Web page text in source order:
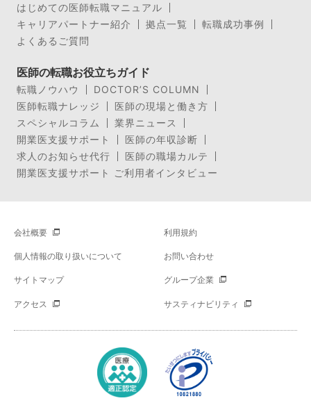
はじめての医師転職マニュアル
キャリアパートナー紹介
拠点一覧
転職成功事例
よくあるご質問
医師の転職お役立ちガイド
転職ノウハウ
DOCTOR’S COLUMN
医師転職ナレッジ
医師の現場と働き方
スペシャルコラム
業界ニュース
開業医支援サポート
医師の年収診断
求人のお知らせ代行
医師の職場カルテ
開業医支援サポート ご利用者インタビュー
会社概要 利用規約
個人情報の取り扱いについて お問い合わせ
サイトマップ グループ企業
アクセス サスティナビリティ